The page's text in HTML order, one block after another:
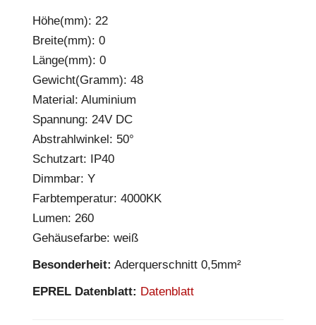
Höhe(mm): 22
Breite(mm): 0
Länge(mm): 0
Gewicht(Gramm): 48
Material: Aluminium
Spannung: 24V DC
Abstrahlwinkel: 50°
Schutzart: IP40
Dimmbar: Y
Farbtemperatur: 4000KK
Lumen: 260
Gehäusefarbe: weiß
Besonderheit: Aderquerschnitt 0,5mm²
EPREL Datenblatt: Datenblatt